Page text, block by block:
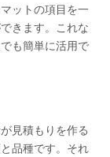
ットの項目を一
きます。これな
も簡単に活用で
見積もりを作る
品種です。それ